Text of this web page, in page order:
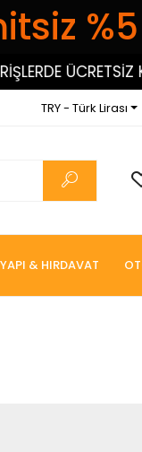
ÜCRETSİZ
TRY - Türk Lirası
YAPI & HIRDAVAT